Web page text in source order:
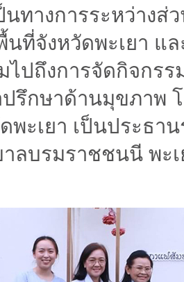
นทางการระหว่าง
ที่จังหวัดพะเยา แ
ไปถึงการจัดกิจกร
รึกษาด้านมุขภาพ
พะเยา เป็นประธ
ลบรมราชชนนี พะเ